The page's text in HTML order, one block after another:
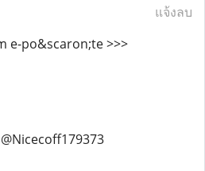
แจ้งลบ
e-po&scaron;te >>>